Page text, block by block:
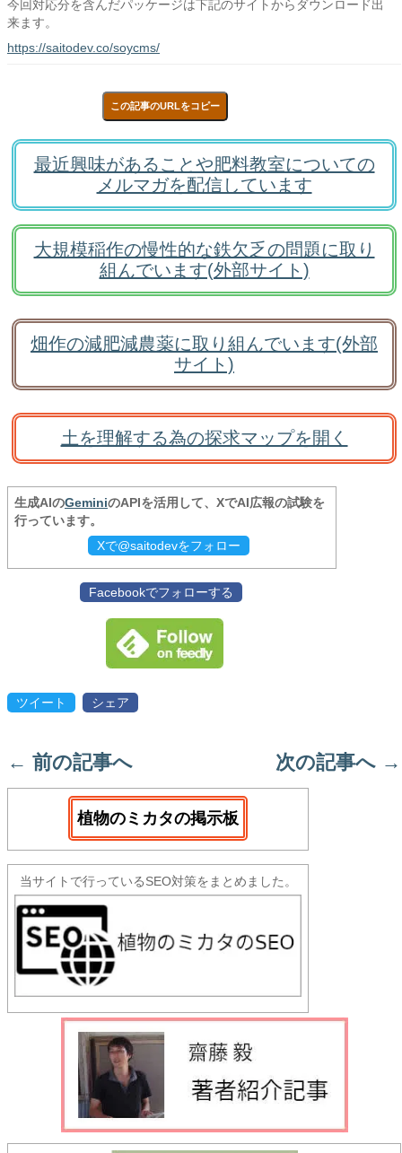
今回対応分を含んだパッケージは下記のサイトからダウンロード出
来ます。
https://saitodev.co/soycms/
この記事のURLをコピー
最近興味があることや肥料教室についての
メルマガを配信しています
大規模稲作の慢性的な鉄欠乏の問題に取り
組んでいます(外部サイト)
畑作の減肥減農薬に取り組んでいます(外部
サイト)
土を理解する為の探求マップを開く
生成AIのGeminiのAPIを活用して、XでAI広報の試験を
行っています。
Xで@saitodevをフォロー
Facebookでフォローする
ツイート シェア
← 前の記事へ 次の記事へ →
植物のミカタの掲示板
当サイトで行っているSEO対策をまとめました。